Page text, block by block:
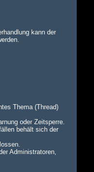
kann der
Thema (Thread)
oder Zeitsperre.
behält sich der
Administratoren,